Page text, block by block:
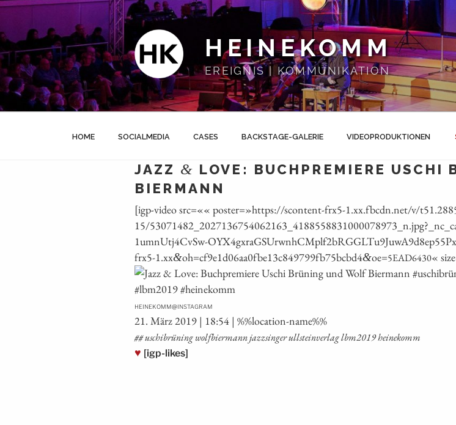
Zum
springen
HEINEKOMM
EREIGNIS | KOMMUNIKATION
HOME SOCIALMEDIA CASES BACKSTAGE-GALERIE VIDEOPRODUKTIONEN
JAZZ & LOVE: BUCHPREMIERE USCHI
BIERMANN
[igp-video src=«« poster=»https://scontent-frx5‑1.xx.fbcdn.net/v/
15/
1umnUtj4CvSw-
frx5‑1.xx&oh=cf9e1d06aa0fbe13c849799fb75bcbd4&oe=5EAD6430«
HEINEKOMM@INSTAGRAM
21. März 2019 | 18:54 | %%loca­ti­on-name%%
## uschi­brü­ning wolf­bier­mann jazz­sin­ger ull­stein­ver­lag lbm2019 heinekomm
♥ [igp-likes]